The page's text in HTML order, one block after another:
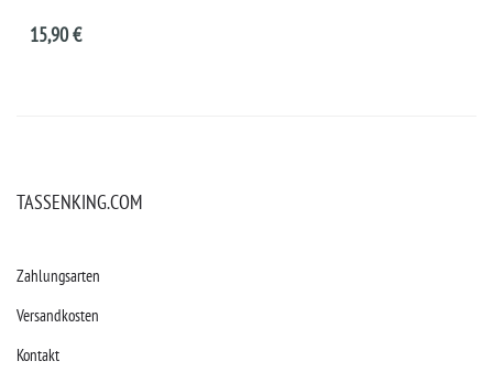
15,90 €
TASSENKING.COM
Zahlungsarten
Versandkosten
Kontakt